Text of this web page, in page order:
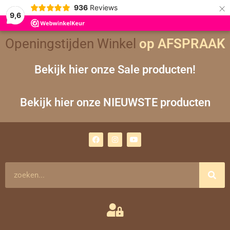
9,6
936 Reviews ×
Openingstijden Winkel op AFSPRAAK
Bekijk hier onze Sale producten!
Bekijk hier onze NIEUWSTE producten
a
c
n
s
m
o
u
Gesorteerd
op
nieuwste